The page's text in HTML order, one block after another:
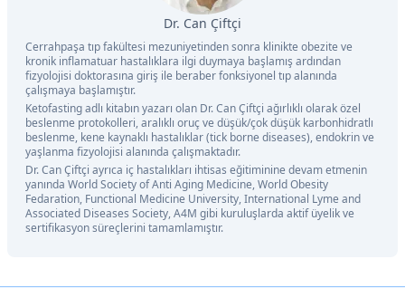
Dr. Can Çiftçi
Cerrahpaşa tıp fakültesi mezuniyetinden sonra klinikte obezite ve
kronik inflamatuar hastalıklara ilgi duymaya başlamış ardından
fizyolojisi doktorasına giriş ile beraber fonksiyonel tıp alanında
çalışmaya başlamıştır.
Ketofasting adlı kitabın yazarı olan Dr. Can Çiftçi ağırlıklı olarak özel
beslenme protokolleri, aralıklı oruç ve düşük/çok düşük karbonhidratlı
beslenme, kene kaynaklı hastalıklar (tick borne diseases), endokrin ve
yaşlanma fizyolojisi alanında çalışmaktadır.
Dr. Can Çiftçi ayrıca iç hastalıkları ihtisas eğitiminine devam etmenin
yanında World Society of Anti Aging Medicine, World Obesity
Fedaration, Functional Medicine University, International Lyme and
Associated Diseases Society, A4M gibi kuruluşlarda aktif üyelik ve
sertifikasyon süreçlerini tamamlamıştır.